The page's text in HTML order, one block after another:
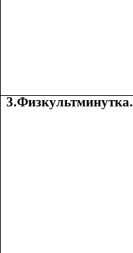
3.Физкультминутка.